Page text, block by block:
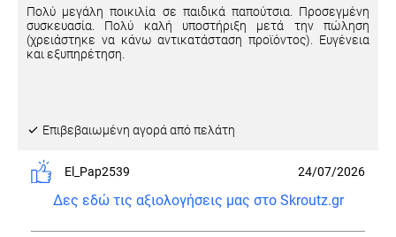
Πολύ μεγάλη ποικιλία σε παιδικά παπούτσια. Προσεγμένη
συσκευασία. Πολύ καλή υποστήριξη μετά την πώληση
(χρειάστηκε να κάνω αντικατάσταση προϊόντος). Ευγένεια
και εξυπηρέτηση.
Eπιβεβαιωμένη αγορά από πελάτη
El_Pap2539 24/07/2026
Δες εδώ τις αξιολογήσεις μας στο Skroutz.gr